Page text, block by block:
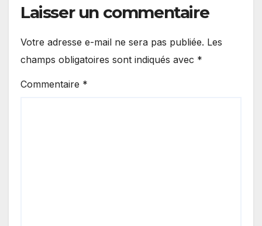
Laisser un commentaire
Votre adresse e-mail ne sera pas publiée. Les
champs obligatoires sont indiqués avec *
Commentaire *